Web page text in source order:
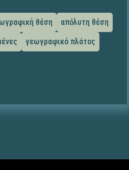
θέση
απόλυτη θέση
γεωγραφικό πλάτος